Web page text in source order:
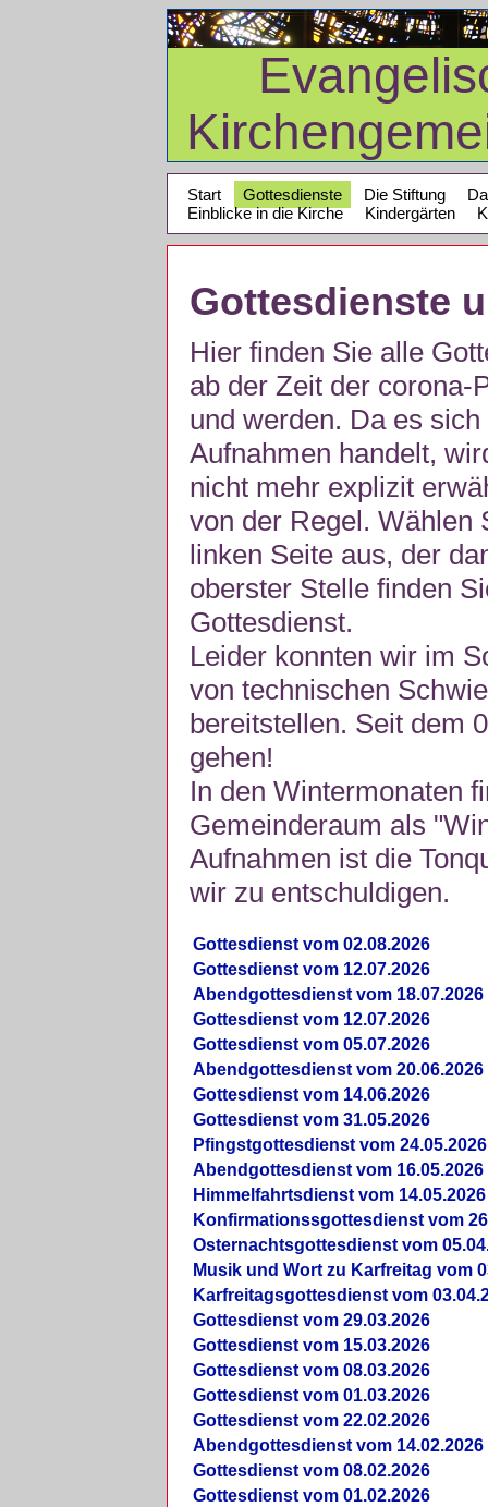
Start Gottesdienste Die Stiftung
Einblicke in die Kirche
Kindergärten
Gottesdienste
Hier finden Sie alle
ab der Zeit der corona-
und werden. Da es
Aufnahmen handelt,
nicht mehr explizit
von der Regel. Wählen
linken Seite aus, der
oberster Stelle finden
Gottesdienst.
Leider konnten wir im
von technischen
bereitstellen. Seit dem
gehen!
In den Wintermonaten
Gemeinderaum als
Aufnahmen ist die
wir zu entschuldigen.
Gottesdienst vom 02.08.2026
Gottesdienst vom 12.07.2026
Abendgottesdienst vom 18.07.2026
Gottesdienst vom 12.07.2026
Gottesdienst vom 05.07.2026
Abendgottesdienst vom 20.06.2026
Gottesdienst vom 14.06.2026
Gottesdienst vom 31.05.2026
Pfingstgottesdienst vom 24.05.2026
Abendgottesdienst vom 16.05.2026
Himmelfahrtsdienst vom 14.05.2026
Konfirmationssgottesdienst vom
Osternachtsgottesdienst vom
Musik und Wort zu Karfreitag vom
Karfreitagsgottesdienst vom
Gottesdienst vom 29.03.2026
Gottesdienst vom 15.03.2026
Gottesdienst vom 08.03.2026
Gottesdienst vom 01.03.2026
Gottesdienst vom 22.02.2026
Abendgottesdienst vom 14.02.2026
Gottesdienst vom 08.02.2026
Gottesdienst vom 01.02.2026